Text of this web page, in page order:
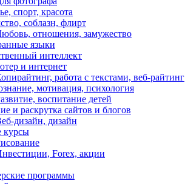
спорт, красота
соблазн, флирт
отношения, замужество
языки
интеллект
и интернет
работа с текстами, веб-райтинг
мотивация, психология
воспитание детей
и раскрутка сайтов и блогов
дизайн, дизайн
курсы
Forex, акции
программы